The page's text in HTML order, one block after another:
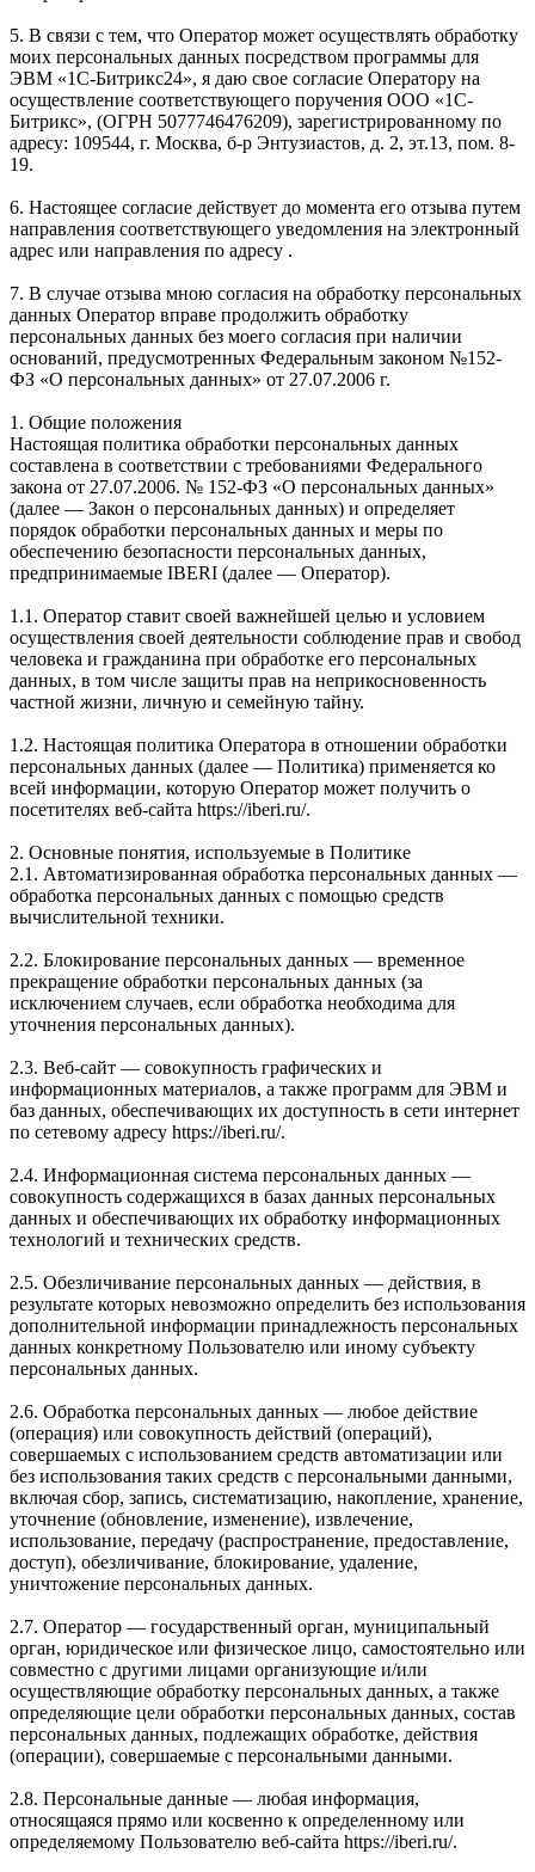
5. В связи с тем, что Оператор может осуществлять обработку
моих персональных данных посредством программы для
ЭВМ «1С-Битрикс24», я даю свое согласие Оператору на
осуществление соответствующего поручения ООО «1С-
Битрикс», (ОГРН 5077746476209), зарегистрированному по
адресу: 109544, г. Москва, б-р Энтузиастов, д. 2, эт.13, пом. 8-
19.
6. Настоящее согласие действует до момента его отзыва путем
направления соответствующего уведомления на электронный
адрес или направления по адресу .
7. В случае отзыва мною согласия на обработку персональных
данных Оператор вправе продолжить обработку
персональных данных без моего согласия при наличии
оснований, предусмотренных Федеральным законом №152-
ФЗ «О персональных данных» от 27.07.2006 г.
1. Общие положения
Настоящая политика обработки персональных данных
составлена в соответствии с требованиями Федерального
закона от 27.07.2006. № 152-ФЗ «О персональных данных»
(далее — Закон о персональных данных) и определяет
порядок обработки персональных данных и меры по
обеспечению безопасности персональных данных,
предпринимаемые IBERI (далее — Оператор).
1.1. Оператор ставит своей важнейшей целью и условием
осуществления своей деятельности соблюдение прав и свобод
человека и гражданина при обработке его персональных
данных, в том числе защиты прав на неприкосновенность
частной жизни, личную и семейную тайну.
1.2. Настоящая политика Оператора в отношении обработки
персональных данных (далее — Политика) применяется ко
всей информации, которую Оператор может получить о
посетителях веб-сайта https://iberi.ru/.
2. Основные понятия, используемые в Политике
2.1. Автоматизированная обработка персональных данных —
обработка персональных данных с помощью средств
вычислительной техники.
2.2. Блокирование персональных данных — временное
прекращение обработки персональных данных (за
исключением случаев, если обработка необходима для
уточнения персональных данных).
2.3. Веб-сайт — совокупность графических и
информационных материалов, а также программ для ЭВМ и
баз данных, обеспечивающих их доступность в сети интернет
по сетевому адресу https://iberi.ru/.
2.4. Информационная система персональных данных —
совокупность содержащихся в базах данных персональных
данных и обеспечивающих их обработку информационных
технологий и технических средств.
2.5. Обезличивание персональных данных — действия, в
результате которых невозможно определить без использования
дополнительной информации принадлежность персональных
данных конкретному Пользователю или иному субъекту
персональных данных.
2.6. Обработка персональных данных — любое действие
(операция) или совокупность действий (операций),
совершаемых с использованием средств автоматизации или
без использования таких средств с персональными данными,
включая сбор, запись, систематизацию, накопление, хранение,
уточнение (обновление, изменение), извлечение,
использование, передачу (распространение, предоставление,
доступ), обезличивание, блокирование, удаление,
уничтожение персональных данных.
2.7. Оператор — государственный орган, муниципальный
орган, юридическое или физическое лицо, самостоятельно или
совместно с другими лицами организующие и/или
осуществляющие обработку персональных данных, а также
определяющие цели обработки персональных данных, состав
персональных данных, подлежащих обработке, действия
(операции), совершаемые с персональными данными.
2.8. Персональные данные — любая информация,
относящаяся прямо или косвенно к определенному или
определяемому Пользователю веб-сайта https://iberi.ru/.